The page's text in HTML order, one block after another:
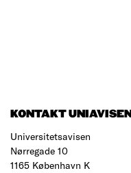
KONTAKT UNIAVISEN
Universitetsavisen
Nørregade 10
1165 København K